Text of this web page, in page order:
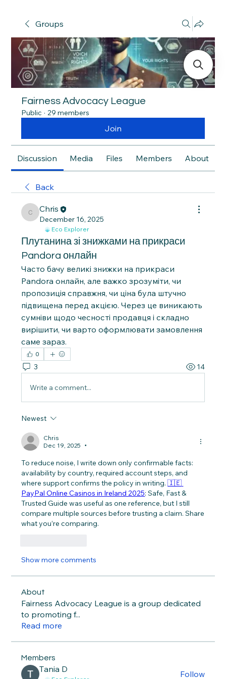
Groups
Fairness Advocacy League
Public · 29 members
Join
Discussion Media Files Members About
Back
Chris
Chris
December 16, 2025
Eco Explorer
Плутанина зі знижками на прикраси
Pandora онлайн
Часто бачу великі знижки на прикраси
Pandora онлайн, але важко зрозуміти, чи
пропозиція справжня, чи ціна була штучно
підвищена перед акцією. Через це виникають
сумніви щодо чесності продавця і складно
вирішити, чи варто оформлювати замовлення
саме зараз.
0
3 14
Write a comment...
Newest
Chris
Dec 19, 2025
•
To reduce noise, I write down only confirmable facts:
availability by country, required account steps, and
where support confirms the policy in writing. 🇮🇪
PayPal Online Casinos in Ireland 2025: Safe, Fast &
Trusted Guide was useful as one reference, but I still
compare multiple sources before trusting a claim. Share
what you’re comparing.
Show more comments
About
Fairness Advocacy League is a group dedicated
to promoting f...
Read more
Members
Тania D Follow